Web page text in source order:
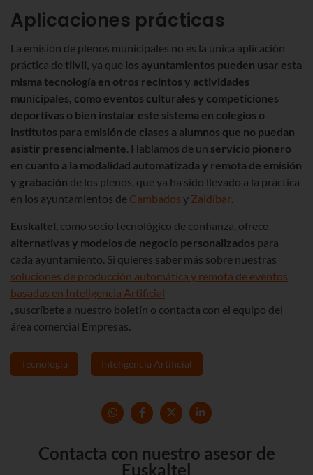
Aplicaciones prácticas
La emisión de plenos municipales no es la única aplicación
práctica de tiivii, ya que los ayuntamientos pueden usar esta
misma tecnología en otros recintos y actividades
municipales, como eventos culturales y competiciones
deportivas o bien instalar este sistema en colegios o
institutos para emisión de clases a alumnos que no puedan
asistir presencialmente. Hablamos de un servicio pionero
en cuanto a la modalidad automatizada y remota de emisión
y grabación de los plenos, que ya ha sido llevado a la práctica
en los ayuntamientos de Cambados y Zaldíbar.
Euskaltel, como socio tecnológico de confianza, ofrece
alternativas y modelos de negocio personalizados para
cada ayuntamiento. Si quieres saber más sobre nuestras
soluciones de producción automática y remota de eventos
basadas en Inteligencia Artificial
, suscríbete a nuestro boletín o contacta con el equipo del
área comercial Empresas.
Tecnología Inteligencia Artificial
Contacta con nuestro asesor de
Euskaltel